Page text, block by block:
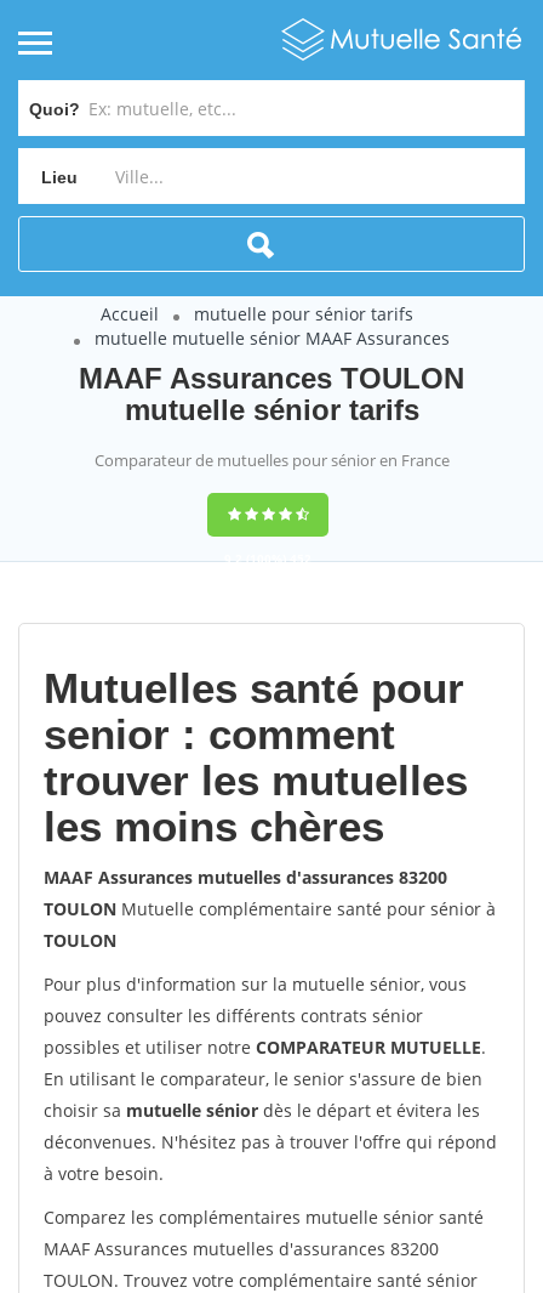
Quoi?
Lieu
Accueil
mutuelle pour sénior tarifs
mutuelle mutuelle sénior MAAF Assurances
MAAF Assurances TOULON
mutuelle sénior tarifs
Comparateur de mutuelles pour sénior en France
9,2(100%)452
Mutuelles santé pour
senior : comment
trouver les mutuelles
les moins chères
MAAF Assurances mutuelles d'assurances 83200
TOULON Mutuelle complémentaire santé pour sénior à
TOULON
Pour plus d'information sur la mutuelle sénior, vous
pouvez consulter les différents contrats sénior
possibles et utiliser notre COMPARATEUR MUTUELLE.
En utilisant le comparateur, le senior s'assure de bien
choisir sa mutuelle sénior dès le départ et évitera les
déconvenues. N'hésitez pas à trouver l'offre qui répond
à votre besoin.
Comparez les complémentaires mutuelle sénior santé
MAAF Assurances mutuelles d'assurances 83200
TOULON. Trouvez votre complémentaire santé sénior